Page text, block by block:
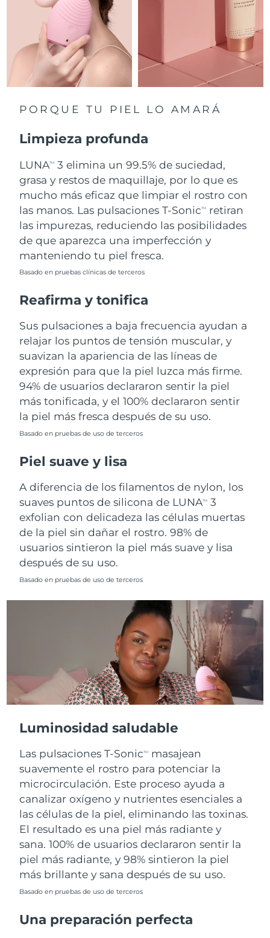
PORQUE TU PIEL LO AMARÁ
Limpieza profunda
LUNATM
3 elimina un 99.5% de suciedad,
grasa y restos de maquillaje, por lo que es
mucho más eficaz que limpiar el rostro con
las manos. Las pulsaciones T-SonicTM
retiran
las impurezas, reduciendo las posibilidades
de que aparezca una imperfección y
manteniendo tu piel fresca.
Basado en pruebas clínicas de terceros
Reafirma y tonifica
Sus pulsaciones a baja frecuencia ayudan a
relajar los puntos de tensión muscular, y
suavizan la apariencia de las líneas de
expresión para que la piel luzca más firme.
94% de usuarios declararon sentir la piel
más tonificada, y el 100% declararon sentir
la piel más fresca después de su uso.
Basado en pruebas de uso de terceros
Piel suave y lisa
A diferencia de los filamentos de nylon, los
suaves puntos de silicona de LUNATM
3
exfolian con delicadeza las células muertas
de la piel sin dañar el rostro. 98% de
usuarios sintieron la piel más suave y lisa
después de su uso.
Basado en pruebas de uso de terceros
Luminosidad saludable
Las pulsaciones T-SonicTM
masajean
suavemente el rostro para potenciar la
microcirculación. Este proceso ayuda a
canalizar oxígeno y nutrientes esenciales a
las células de la piel, eliminando las toxinas.
El resultado es una piel más radiante y
sana. 100% de usuarios declararon sentir la
piel más radiante, y 98% sintieron la piel
más brillante y sana después de su uso.
Basado en pruebas de uso de terceros
Una preparación perfecta
Singapur 8/11/26
Eslovaquia 8/9/26
Eslovenia Entrega prevista 8/9/26
Suecia Entrega prevista 8/9/26
Suiza Entrega prevista8/9/26
Taiwán Entrega prevista
Turquía
Emiratos Árabes
Unidos
Entrega prevista8/10/26
Reino Unido Entrega prevista
Estados Unidos Entrega prevista8/10/26
Uzbekistán Entrega prevista